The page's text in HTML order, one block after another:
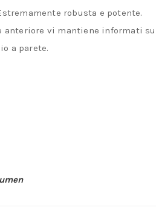
robusta e potente.
vi mantiene informati
a parete.